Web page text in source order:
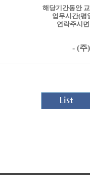
해당기간동안
업무시간(평
연락주시
- (주